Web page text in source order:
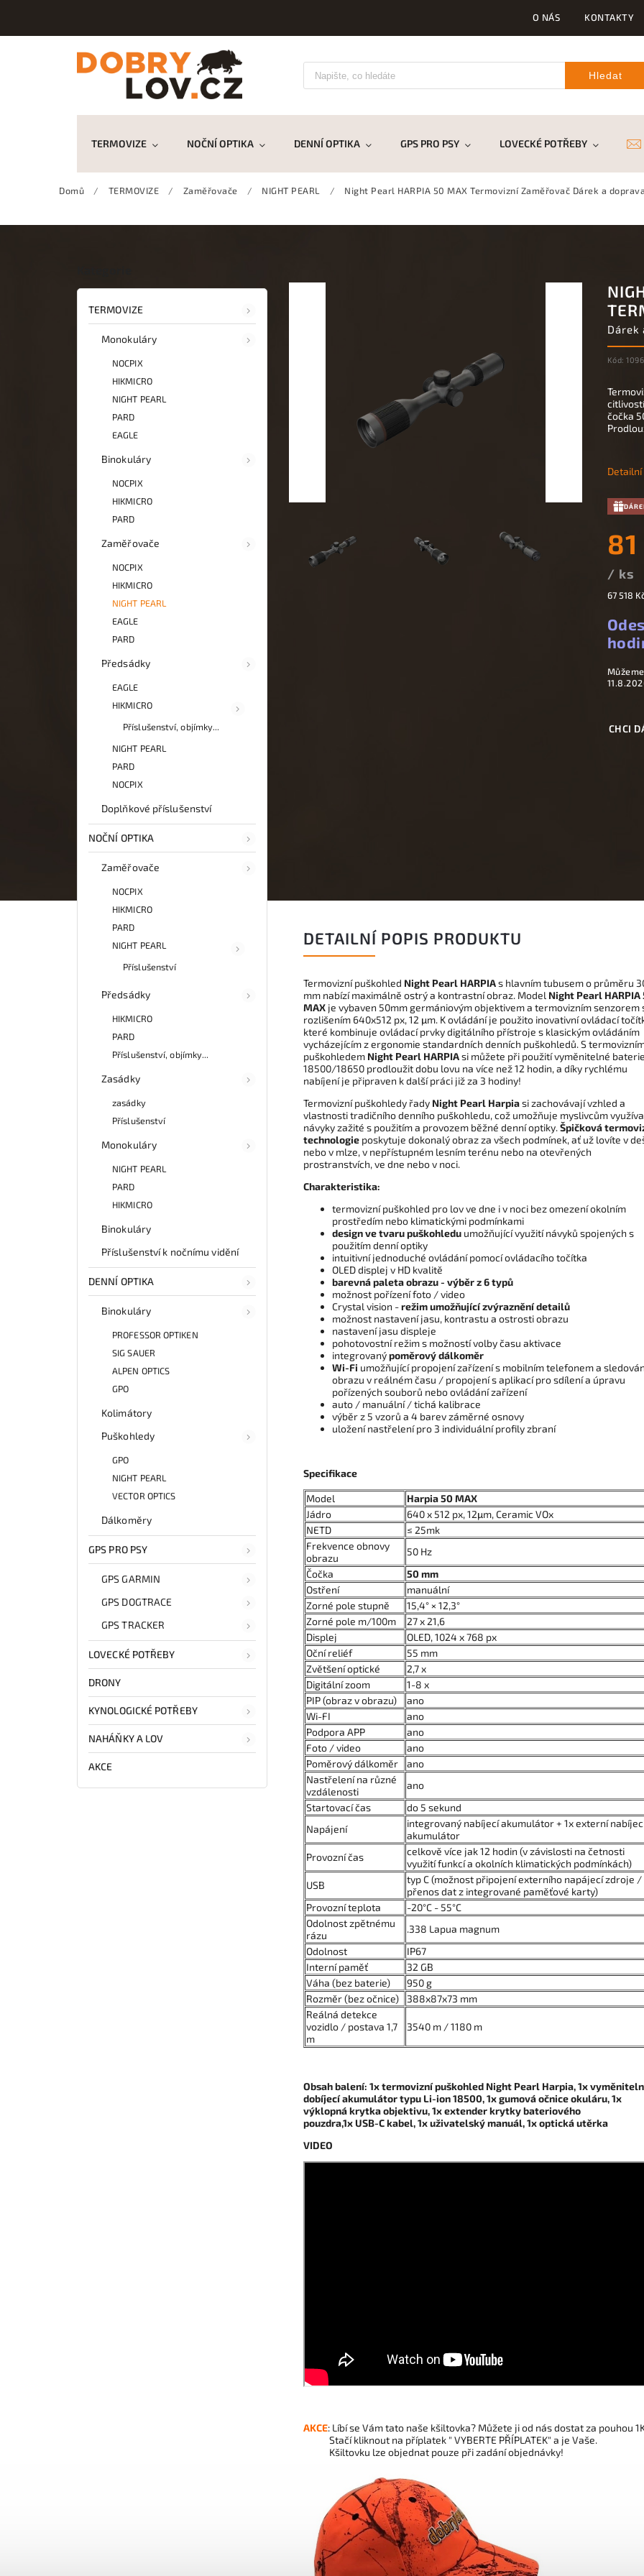
O NÁS KONTAKTY
Hledat
TERMOVIZE NOČNÍ OPTIKA DENNÍ OPTIKA GPS PRO PSY LOVECKÉ POTŘEBY
Domů / TERMOVIZE / Zaměřovače / NIGHT PEARL / Night Pearl HARPIA 50 MAX Termovizní Zaměřovač Dárek a
TERMOVIZE
Monokuláry
NOCPIX
HIKMICRO
NIGHT PEARL
PARD
EAGLE
Binokuláry
NOCPIX
HIKMICRO
PARD
Zaměřovače
NOCPIX
HIKMICRO
NIGHT PEARL
EAGLE
PARD
Předsádky
EAGLE
HIKMICRO
Příslušenství, objímky...
NIGHT PEARL
PARD
NOCPIX
Doplňkové příslušenství
NOČNÍ OPTIKA
Zaměřovače
NOCPIX
HIKMICRO
PARD
NIGHT PEARL
Příslušenství
Předsádky
HIKMICRO
PARD
Příslušenství, objímky...
Zasádky
zasádky
Příslušenství
Monokuláry
NIGHT PEARL
PARD
HIKMICRO
Binokuláry
Příslušenství k nočnímu vidění
DENNÍ OPTIKA
Binokuláry
PROFESSOR OPTIKEN
SIG SAUER
ALPEN OPTICS
GPO
Kolimátory
Puškohledy
GPO
NIGHT PEARL
VECTOR OPTICS
Dálkoměry
GPS PRO PSY
GPS GARMIN
GPS DOGTRACE
GPS TRACKER
LOVECKÉ POTŘEBY
DRONY
KYNOLOGICKÉ POTŘEBY
NAHÁŇKY A LOV
AKCE
Dárek
Kód:
/ ks
67 518
CHCI
čočka
DETAILNÍ POPIS PRODUKTU
Termovizní puškohled Night Pearl HARPIAs hlavním tubusem o průměru
mm nabízí maximálně ostrý a kontrastní obraz. Model Night Pearl HARPIA
MAX je vybaven 50mm germániovým objektivem a termovizním senzorem
rozlišením 640x512 px, 12 μm. K ovládání je použito inovativní ovládací
které kombinuje ovládací prvky digitálního přístroje s klasickým ovládáním
vycházejícím z ergonomie standardních denních puškohledů. S
puškohledem Night Pearl HARPIAsi můžete při použití vyměnitelné
18500/18650 prodloužit dobu lovu na více než 12 hodin, a díky rychlému
nabíjení je připraven k další práci již za 3 hodiny!
Termovizní puškohledy řady Night Pearl Harpiasi zachovávají vzhled a
vlastnosti tradičního denního puškohledu, což umožňuje myslivcům
návyky zažité s použitím a provozem běžné denní optiky.Špičková
technologie poskytuje dokonalý obraz za všech podmínek, ať už lovíte v
nebo v mlze, v nepřístupném lesním terénu nebo na otevřených
prostranstvích, ve dne nebo v noci.
Charakteristika:
termovizní puškohled pro lov ve dne i v noci bez omezení okolním
prostředím nebo klimatickými podmínkami
design ve tvaru puškohledu umožňující využití návyků spojených s
použitím denní optiky
intuitivní jednoduché ovládání pomocí ovládacího točítka
OLED displej v HD kvalitě
barevná paleta obrazu - výběr z 6 typů
možnost pořízení foto / video
Crystal vision -režim umožňující zvýraznění detailů
možnost nastavení jasu, kontrastu a ostrosti obrazu
nastavení jasu displeje
pohotovostní režim s možností volby času aktivace
integrovanýpoměrový dálkoměr
Wi-Fi umožňující propojení zařízení s mobilním telefonem a
obrazu v reálném času / propojení s aplikací pro sdílení a úpravu
pořízených souborů nebo ovládání zařízení
auto / manuální / tichá kalibrace
výběr z 5 vzorů a 4 barev záměrné osnovy
uložení nastřelení pro 3 individuální profily zbraní
Specifikace
Model
Harpia 50 MAX
Jádro
640 x 512 px, 12μm, Ceramic VOx
NETD
≤ 25mk
Frekvence obnovy
obrazu
50 Hz
Čočka
50 mm
Ostření
manuální
Zorné pole stupně
15,4° × 12,3°
Zorné pole m/100m
27 x 21,6
Displej
OLED, 1024 x 768 px
Oční reliéf
55 mm
Zvětšení optické
2,7 x
Digitální zoom
1-8 x
PIP (obraz v obrazu)
ano
Wi-FI
ano
Podpora APP
ano
Foto / video
ano
Poměrový dálkoměr
ano
Nastřelení na různé
vzdálenosti
ano
Startovací čas
do 5 sekund
Napájení
integrovaný nabíjecí akumulátor + 1x externí
akumulátor
Provozní čas
celkově více jak 12 hodin (v závislosti na četnosti
využití funkcí a okolních klimatických podmínkách)
USB
typ C (možnost připojení externího napájecí zdroje /
přenos dat z integrované paměťové karty)
Provozní teplota
-20°C - 55°C
Odolnost zpětnému
rázu
.338 Lapua magnum
Odolnost
IP67
Interní paměť
32 GB
Váha (bez baterie)
950 g
Rozměr (bez očnice)
388x87x73 mm
Reálná detekce
vozidlo / postava 1,7
m
3540 m / 1180 m
Obsah balení: 1x termovizní puškohled Night Pearl Harpia, 1x
dobíjecí akumulátor typu Li-ion 18500,1x gumová očnice okuláru, 1x
výklopná krytka objektivu, 1x extender krytky bateriového
pouzdra,1x USB-C kabel, 1x uživatelský manuál, 1x optická utěrka
VIDEO
AKCE: Líbí se Vám tato naše kšiltovka? Můžete ji od nás dostat za pouhou
Stačí kliknout na příplatek " VYBERTE PŘÍPLATEK" a je Vaše.
Kšiltovku lze objednat pouze při zadání objednávky!